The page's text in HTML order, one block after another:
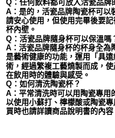
Q：任何飲料都可放入活瓷品牌
A：是的，活瓷品牌陶瓷杯可以
請安心使用，但使用完畢後要
杯內壁。
Q：活瓷品牌隨身杯可以保溫嗎
A：活瓷品牌隨身杯的杯身全為
是藝術健康的功能，運用「具
術，經過繁複工藝燒製而成，
在飲用時的體驗與感受。
Q：如何清洗陶瓷杯？
A：平常清洗時可以用陶瓷專用
以使用小蘇打、檸檬酸或陶瓷
買時也請詳讀商品說明書的內